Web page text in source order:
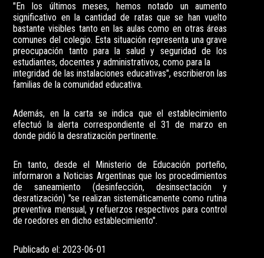
"En los últimos meses, hemos notado un aumento
significativo en la cantidad de ratas que se han vuelto
bastante visibles tanto en las aulas como en otras áreas
comunes del colegio. Esta situación representa una grave
preocupación tanto para la salud y seguridad de los
estudiantes, docentes y administrativos, como para la
integridad de las instalaciones educativas", escribieron las
familias de la comunidad educativa.
Además, en la carta se indica que el establecimiento
efectuó la alerta correspondiente el 31 de marzo en
donde pidió la desratización pertinente.
En tanto, desde el Ministerio de Educación porteño,
informaron a Noticias Argentinas que los procedimientos
de saneamiento (desinfección, desinsectación y
desratización) "se realizan sistemáticamente como rutina
preventiva mensual, y refuerzos respectivos para control
de roedores en dicho establecimiento".
Publicado el: 2023-06-01